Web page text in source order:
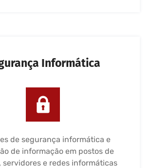
Informática
de segurança informática e
de informação em postos de
servidores e redes informáticas